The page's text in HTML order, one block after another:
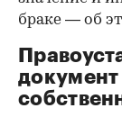
браке — об